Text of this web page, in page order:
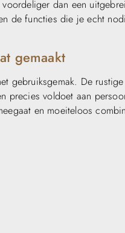
dan een
de functies die je echt
gemaakt
gebruiksgemak. De
precies voldoet aan
en moeiteloos